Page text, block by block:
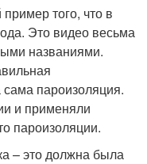
того, что в
Это видео весьма
названиями.
пароизоляция.
и применяли
пароизоляции.
– это должна была